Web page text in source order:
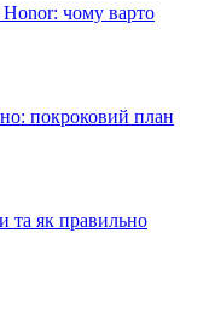
чому варто
покроковий план
та як правильно